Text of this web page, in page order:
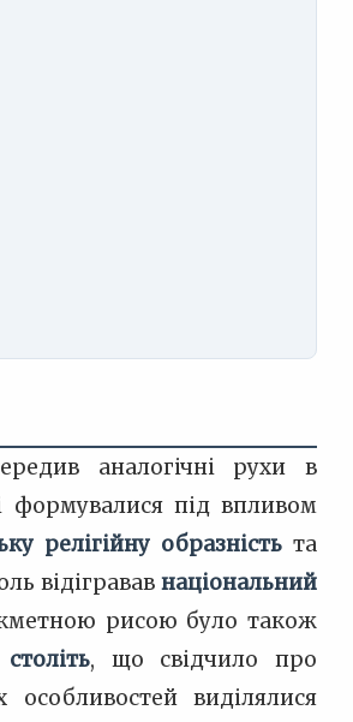
аналогічні рухи в
формувалися під впливом
релігійну образність та
відігравав національний
рисою було також
, що свідчило про
виділялися